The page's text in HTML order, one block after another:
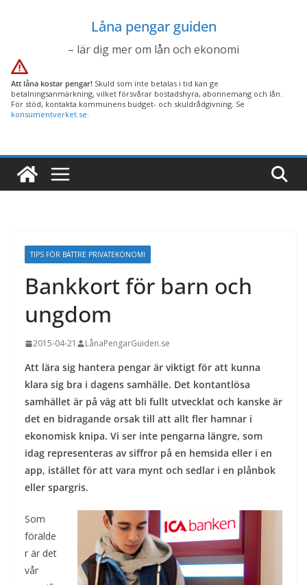
Låna pengar guiden
– lär dig mer om lån och ekonomi
Att låna kostar pengar! Skuld som inte betalas i tid kan ge
betalningsanmärkning, vilket försvårar bostadshyra, abonnemang och lån.
För stöd, kontakta kommunens budget- och skuldrådgivning. Se
konsumentverket.se.
TIPS FÖR BÄTTRE PRIVATEKONOMI
Bankkort för barn och
ungdom
2015-04-21 LånaPengarGuiden.se
Att lära sig hantera pengar är viktigt för att kunna
klara sig bra i dagens samhälle. Det kontantlösa
samhället är på väg att bli fullt utvecklat och kanske är
det en bidragande orsak till att allt fler hamnar i
ekonomisk knipa. Vi ser inte pengarna längre, som
idag representeras av siffror på en hemsida eller i en
app, istället för att vara mynt och sedlar i en plånbok
eller spargris.
Som
förälde
r är det
vår